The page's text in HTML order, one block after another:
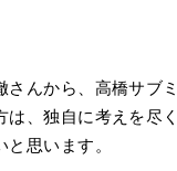
さんから、高橋サブ
は、独自に考えを尽
と思います。